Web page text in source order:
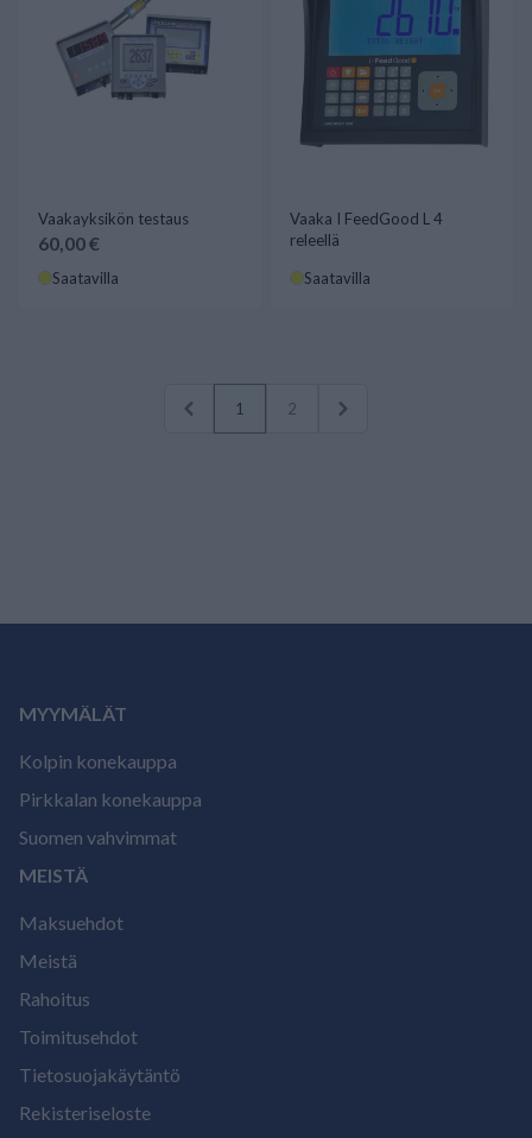
Vaakayksikön testaus
60,00 €
Saatavilla
Vaaka I FeedGood L 4
releellä
Saatavilla
1 2
MYYMÄLÄT
Kolpin konekauppa
Pirkkalan konekauppa
Suomen vahvimmat
MEISTÄ
Maksuehdot
Meistä
Rahoitus
Toimitusehdot
Tietosuojakäytäntö
Rekisteriseloste